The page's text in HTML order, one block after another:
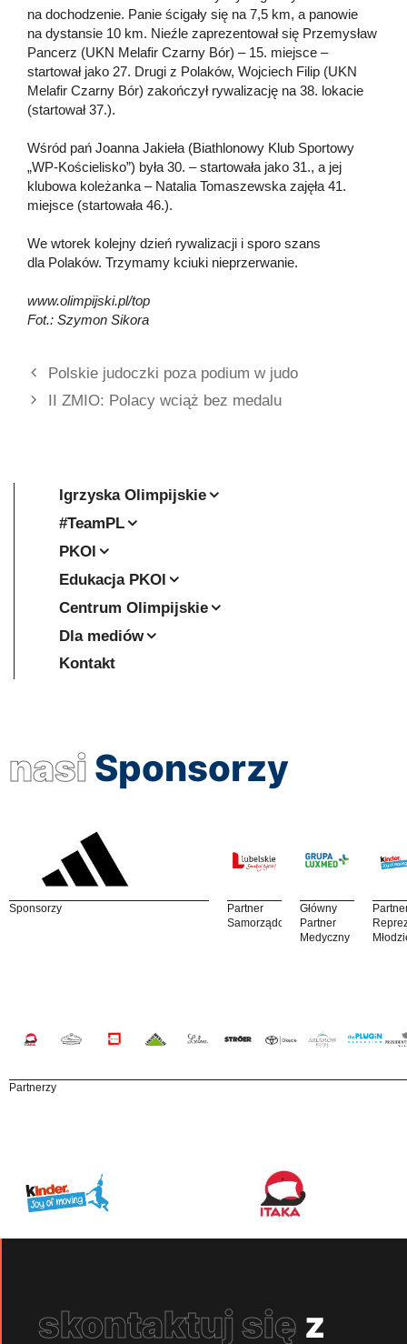
na dochodzenie. Panie ścigały się na 7,5 km, a panowie
na dystansie 10 km. Nieźle zaprezentował się Przemysław
Pancerz (UKN Melafir Czarny Bór) – 15. miejsce –
startował jako 27. Drugi z Polaków, Wojciech Filip (UKN
Melafir Czarny Bór) zakończył rywalizację na 38. lokacie
(startował 37.).
Wśród pań Joanna Jakieła (Biathlonowy Klub Sportowy
„WP-Kościelisko”) była 30. – startowała jako 31., a jej
klubowa koleżanka – Natalia Tomaszewska zajęła 41.
miejsce (startowała 46.).
We wtorek kolejny dzień rywalizacji i sporo szans
dla Polaków. Trzymamy kciuki nieprzerwanie.
www.olimpijski.pl/top
Fot.: Szymon Sikora
Polskie judoczki poza podium w judo
II ZMIO: Polacy wciąż bez medalu
Igrzyska Olimpijskie
#TeamPL
PKOl
Edukacja PKOl
Centrum Olimpijskie
Dla mediów
Kontakt
nasi Sponsorzy
Sponsorzy
Partner
Samorządowy
Główny
Partner
Medyczny
Partnerzy
skontaktuj się z